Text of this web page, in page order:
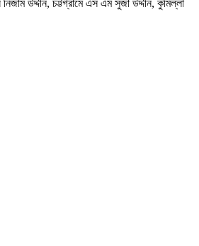
উদ্দীন, চট্টগ্রামে এস এম সুজা উদ্দীন, কুমিল্লা